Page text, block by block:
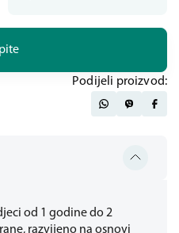
od 1 godine do 2
razvijeno na osnovi
Podijeli proizvod: